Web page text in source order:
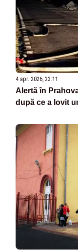
4 apr. 2026, 23:11
Alertă în
după ce a lovit